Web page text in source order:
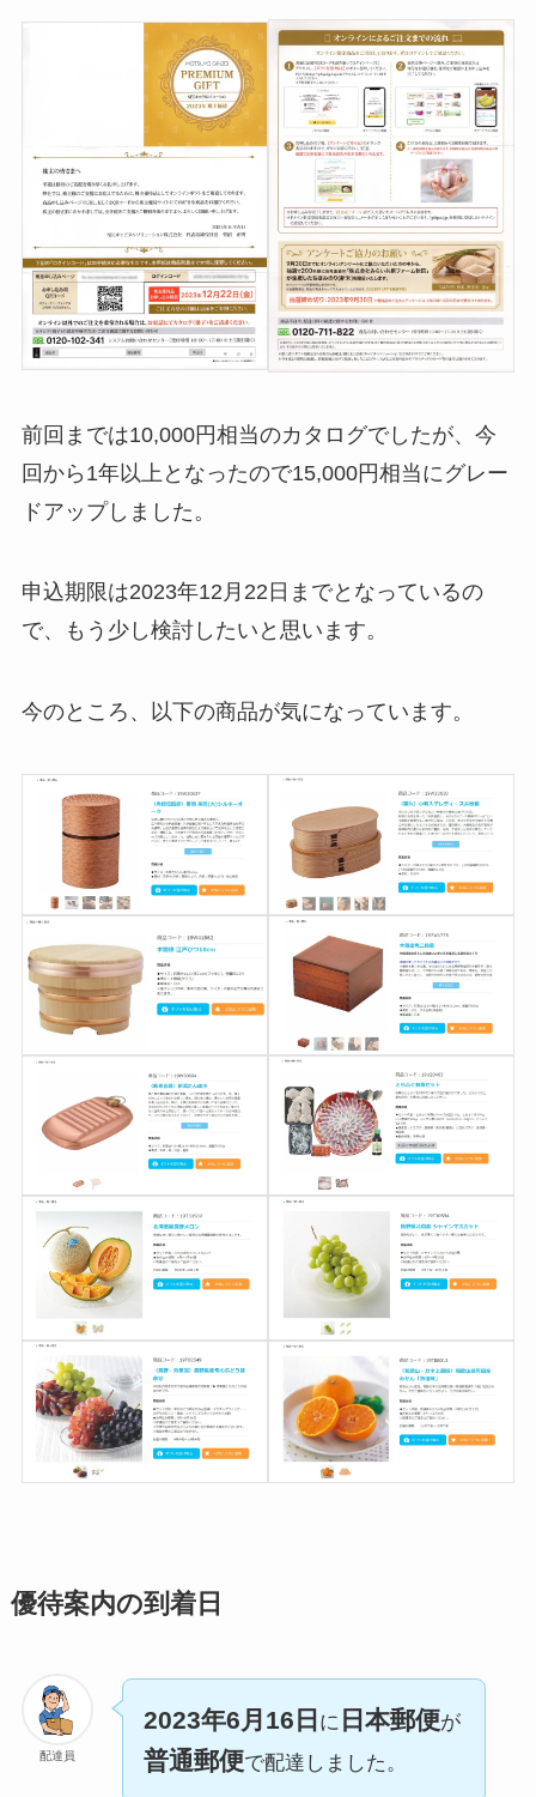
前回までは10,000円相当のカタログでしたが、今
回から1年以上となったので15,000円相当にグレー
ドアップしました。
申込期限は2023年12月22日までとなっているの
で、もう少し検討したいと思います。
今のところ、以下の商品が気になっています。
優待案内の到着日
配達員
2023年6月16日 に 日本郵便が
普通郵便で配達しました。